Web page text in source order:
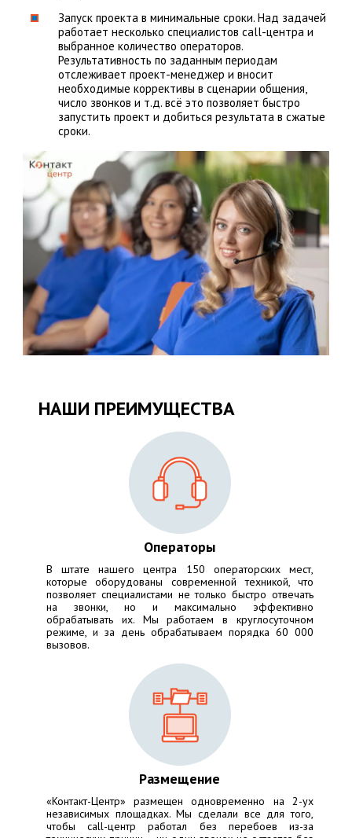
Запуск проекта в минимальные сроки. Над задачей
работает несколько специалистов call-центра и
выбранное количество операторов.
Результативность по заданным периодам
отслеживает проект-менеджер и вносит
необходимые коррективы в сценарии общения,
число звонков и т.д. всё это позволяет быстро
запустить проект и добиться результата в сжатые
сроки.
НАШИ ПРЕИМУЩЕСТВА
Операторы
В штате нашего центра 150 операторских мест,
которые оборудованы современной техникой, что
позволяет специалистами не только быстро отвечать
на звонки, но и максимально эффективно
обрабатывать их. Мы работаем в круглосуточном
режиме, и за день обрабатываем порядка 60 000
вызовов.
Размещение
«Контакт-Центр» размещен одновременно на 2-ух
независимых площадках. Мы сделали все для того,
чтобы call-центр работал без перебоев из-за